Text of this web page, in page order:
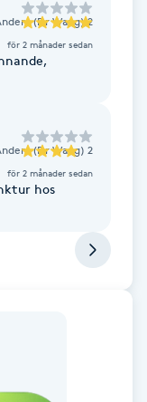
(Dr Wang) 2
för 2 månader sedan
(Dr Wang) 2
för 2 månader sedan
hos